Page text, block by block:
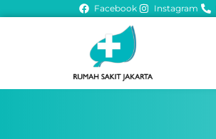
Facebook Instagram